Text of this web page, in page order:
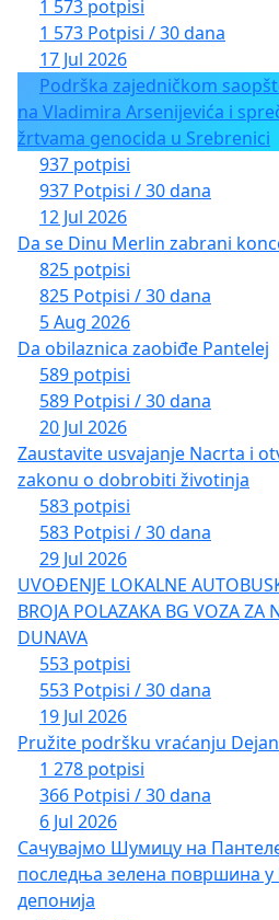
1 573 potpisi
1 573 Potpisi / 30 dana
17 Jul 2026
Podrška zajedničkom
na Vladimira Arsenijevića i
žrtvama genocida u Srebrenici
937 potpisi
937 Potpisi / 30 dana
12 Jul 2026
Da se Dinu Merlin zabrani
825 potpisi
825 Potpisi / 30 dana
5 Aug 2026
Da obilaznica zaobiđe Pantelej
589 potpisi
589 Potpisi / 30 dana
20 Jul 2026
Zaustavite usvajanje Nacrta i
zakonu o dobrobiti životinja
583 potpisi
583 Potpisi / 30 dana
29 Jul 2026
UVOĐENJE LOKALNE
BROJA POLAZAKA BG VOZA ZA
DUNAVA
553 potpisi
553 Potpisi / 30 dana
19 Jul 2026
Pružite podršku vraćanju
1 278 potpisi
366 Potpisi / 30 dana
6 Jul 2026
Сачувајмо Шумицу на
последња зелена површина у
депонија